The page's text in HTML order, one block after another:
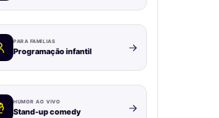
PARA FAMÍLIAS
Programação infantil
HUMOR AO VIVO
Stand-up comedy